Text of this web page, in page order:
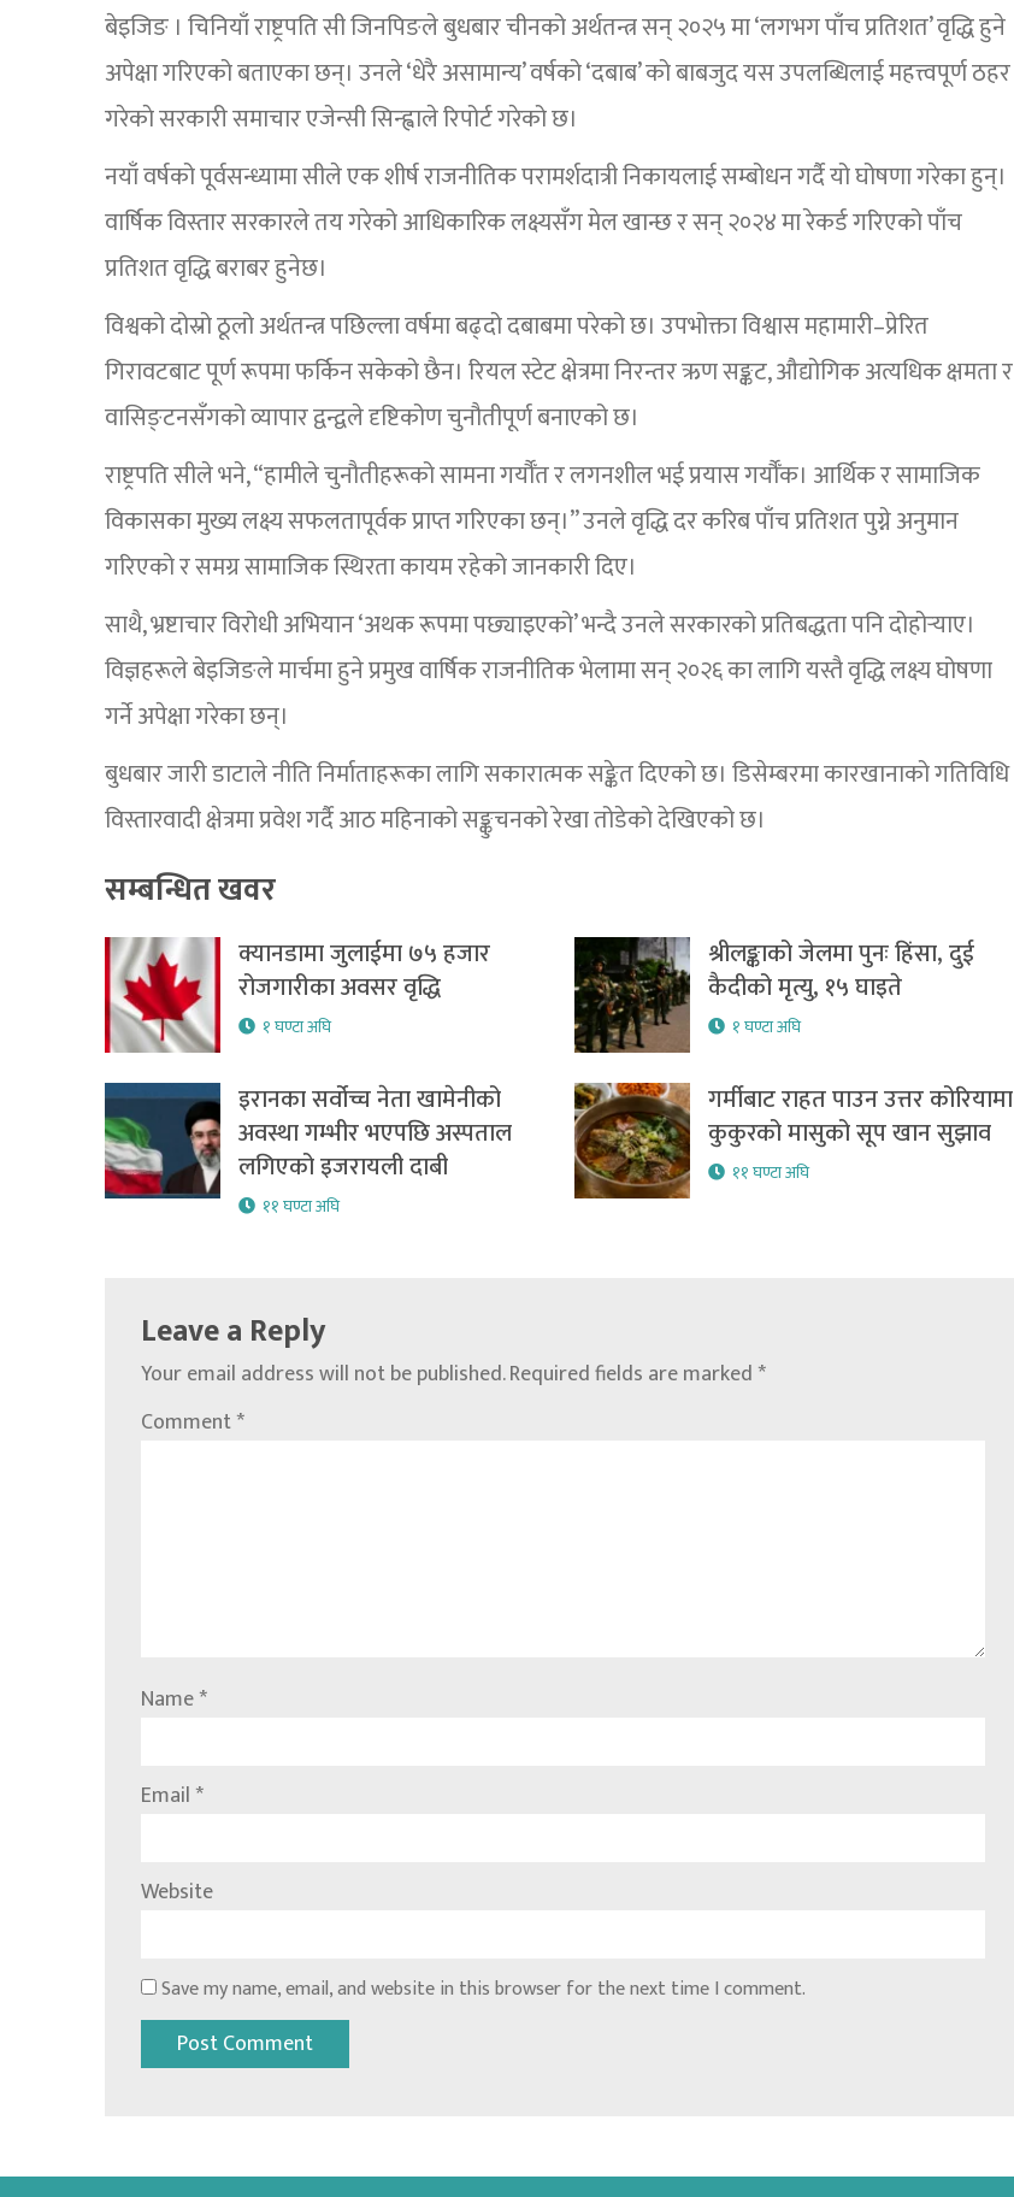
बेइजिङ । चिनियाँ राष्ट्रपति सी जिनपिङले बुधबार चीनको अर्थतन्त्र सन् २०२५ मा ‘लगभग पाँच प्रतिशत’ वृद्धि हुने
अपेक्षा गरिएको बताएका छन्। उनले ‘धेरै असामान्य’ वर्षको ‘दबाब’ को बाबजुद यस उपलब्धिलाई महत्त्वपूर्ण ठहर
गरेकाे सरकारी समाचार एजेन्सी सिन्ह्वाले रिपोर्ट गरेको छ।
नयाँ वर्षको पूर्वसन्ध्यामा सीले एक शीर्ष राजनीतिक परामर्शदात्री निकायलाई सम्बोधन गर्दै यो घोषणा गरेका हुन्।
वार्षिक विस्तार सरकारले तय गरेको आधिकारिक लक्ष्यसँग मेल खान्छ र सन् २०२४ मा रेकर्ड गरिएको पाँच
प्रतिशत वृद्धि बराबर हुनेछ।
विश्वको दोस्रो ठूलो अर्थतन्त्र पछिल्ला वर्षमा बढ्दो दबाबमा परेको छ। उपभोक्ता विश्वास महामारी–प्रेरित
गिरावटबाट पूर्ण रूपमा फर्किन सकेको छैन। रियल स्टेट क्षेत्रमा निरन्तर ऋण सङ्कट, औद्योगिक अत्यधिक क्षमता र
वासिङ्टनसँगको व्यापार द्वन्द्वले दृष्टिकोण चुनौतीपूर्ण बनाएको छ।
राष्ट्रपति सीले भने, “हामीले चुनौतीहरूको सामना गर्यौँत र लगनशील भई प्रयास गर्यौँक। आर्थिक र सामाजिक
विकासका मुख्य लक्ष्य सफलतापूर्वक प्राप्त गरिएका छन्।” उनले वृद्धि दर करिब पाँच प्रतिशत पुग्ने अनुमान
गरिएको र समग्र सामाजिक स्थिरता कायम रहेको जानकारी दिए।
साथै, भ्रष्टाचार विरोधी अभियान ‘अथक रूपमा पछ्याइएको’ भन्दै उनले सरकारको प्रतिबद्धता पनि दोहोर्‍याए।
विज्ञहरूले बेइजिङले मार्चमा हुने प्रमुख वार्षिक राजनीतिक भेलामा सन् २०२६ का लागि यस्तै वृद्धि लक्ष्य घोषणा
गर्ने अपेक्षा गरेका छन्।
बुधबार जारी डाटाले नीति निर्माताहरूका लागि सकारात्मक सङ्केत दिएको छ। डिसेम्बरमा कारखानाको गतिविधि
विस्तारवादी क्षेत्रमा प्रवेश गर्दै आठ महिनाको सङ्कुचनको रेखा तोडेको देखिएको छ।
सम्बन्धित खवर
क्यानडामा जुलाईमा ७५ हजार
रोजगारीका अवसर वृद्धि
१ घण्टा अघि
श्रीलङ्काको जेलमा पुनः हिंसा, दुई
कैदीको मृत्यु, १५ घाइते
१ घण्टा अघि
इरानका सर्वोच्च नेता खामेनीको
अवस्था गम्भीर भएपछि अस्पताल
लगिएको इजरायली दाबी
११ घण्टा अघि
गर्मीबाट राहत पाउन उत्तर कोरियामा
कुकुरको मासुको सूप खान सुझाव
११ घण्टा अघि
Leave a Reply
Your email address will not be published.Required fields are marked*
Comment*
Name*
Email*
Website
Save my name, email, and website in this browser for the next time I comment.